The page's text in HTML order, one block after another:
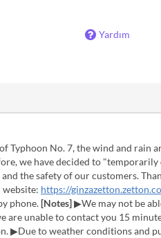
Yardım
Typhoon No. 7, the wind and rain
we have decided to "temporarily
the safety of our customers.
https://
phone.[Notes]▶We may not be
are unable to contact you 15
▶Due to weather conditions and